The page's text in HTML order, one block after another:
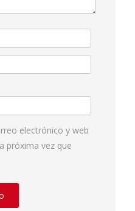
electrónico y web
próxima vez que